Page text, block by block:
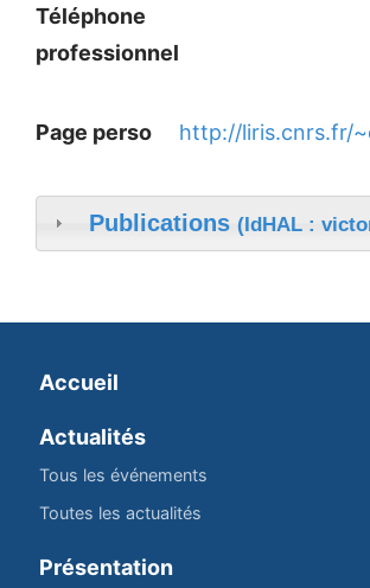
Téléphone
professionnel
Page perso http://liris.cnrs.fr/
Publications (IdHAL :
Accueil
Actualités
Tous les événements
Toutes les actualités
Présentation